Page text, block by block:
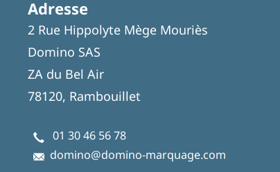
Adresse
2 Rue Hippolyte Mège Mouriès
Domino SAS
ZA du Bel Air
78120, Rambouillet
01 30 46 56 78
domino@domino-marquage.com